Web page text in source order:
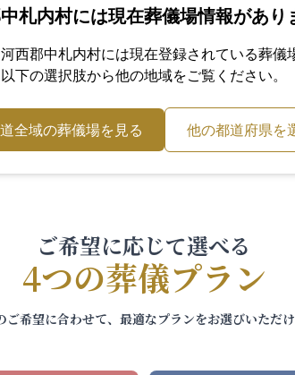
札内村には現在葬儀場情報があり
河西郡中札内村には現在登録されている葬儀
以下の選択肢から他の地域をご覧ください。
全域の葬儀場を見る 他の都道府県を
ご希望に応じて選べる
4つの葬儀プラン
ご希望に合わせて、最適なプランをお選びいただけ